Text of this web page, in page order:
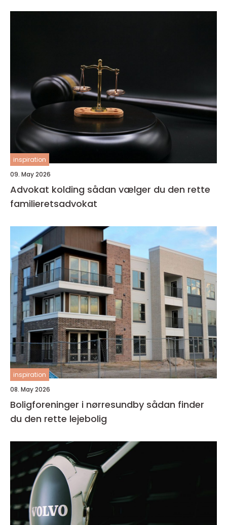
inspiration
09. May 2026
Advokat kolding sådan vælger du den rette
familieretsadvokat
inspiration
08. May 2026
Boligforeninger i nørresundby sådan finder
du den rette lejebolig